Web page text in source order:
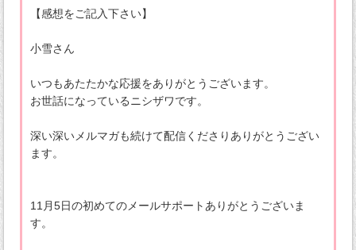
【感想をご記入下さい】
小雪さん
いつもあたたかな応援をありがとうございます。
お世話になっているニシザワです。
深い深いメルマガも続けて配信くださりありがとうござい
ます。
11月5日の初めてのメールサポートありがとうございま
す。